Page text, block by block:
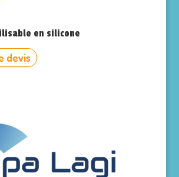
en silicone
devis